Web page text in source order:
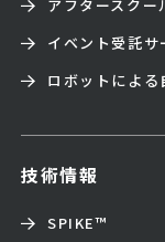
アフタースクー
イベント受託サ
ロボットによる
技術情報
SPIKE™